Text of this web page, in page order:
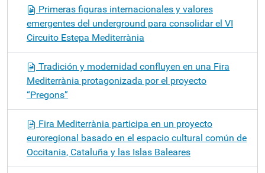
Primeras figuras internacionales y valores
emergentes del underground para consolidar el VI
Circuito Estepa Mediterrània
Tradición y modernidad confluyen en una Fira
Mediterrània protagonizada por el proyecto
“Pregons”
Fira Mediterrània participa en un proyecto
euroregional basado en el espacio cultural común de
Occitania, Cataluña y las Islas Baleares